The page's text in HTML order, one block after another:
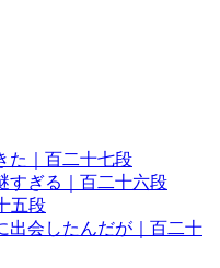
た｜百二十七段
すぎる｜百二十六段
五段
出会したんだが｜百二十